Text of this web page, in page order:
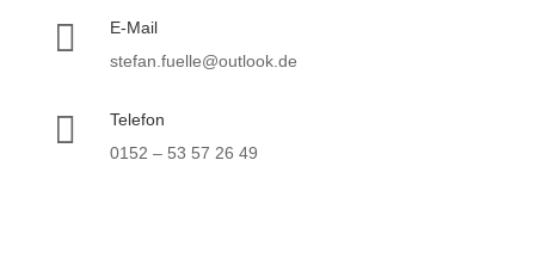

E-Mail
stefan.fuelle@outlook.de

Telefon
0152 – 53 57 26 49